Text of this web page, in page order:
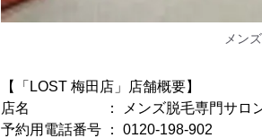
メン
【「LOST 梅田店」店舗概要】
店名 ： メンズ脱毛専門サロン
予約用電話番号 ： 0120-198-902